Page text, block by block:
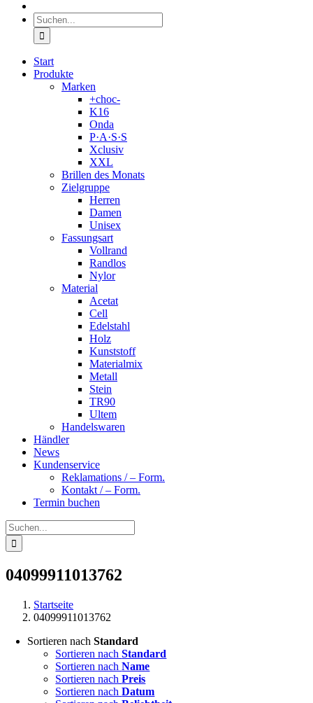
Suche
nach:
Start
Produkte
Marken
+choc-
K16
Onda
P·A·S·S
Xclusiv
XXL
Brillen des Monats
Zielgruppe
Herren
Damen
Unisex
Fassungsart
Vollrand
Randlos
Nylor
Material
Acetat
Cell
Edelstahl
Holz
Kunststoff
Materialmix
Metall
Stein
TR90
Ultem
Handelswaren
Händler
News
Kundenservice
Reklamations / – Form.
Kontakt / – Form.
Termin buchen
Suche
nach:
04099911013762
Startseite
04099911013762
Sortieren nachStandard
Sortieren nachStandard
Sortieren nachName
Sortieren nachPreis
Sortieren nachDatum